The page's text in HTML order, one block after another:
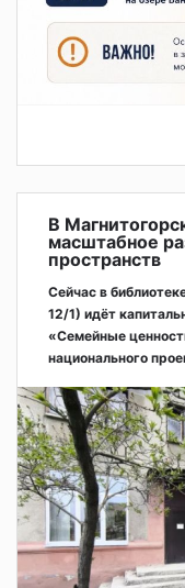
В
масштабное
пространств
Сейчас в
12/1) идёт
«Семейные
национального